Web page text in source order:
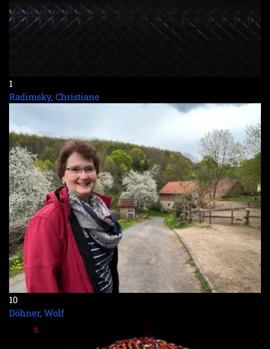
1
Radimsky, Christiane
10
Döhner, Wolf